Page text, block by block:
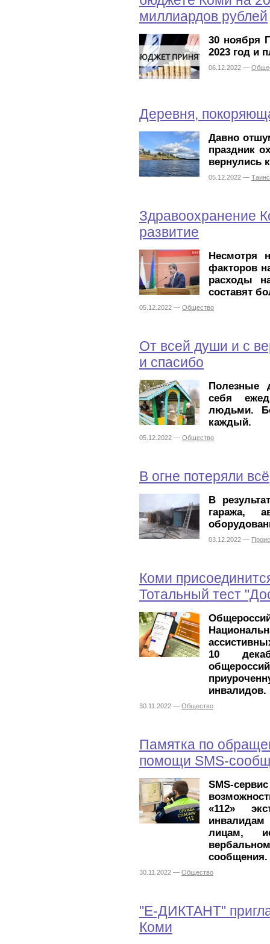
миллиардов рублей
30 ноября
2023 год и
06.12.2022 —
Деревня,
Давно
праздник
вернулись
05.12.2022 —
Здравоохранение
развитие
Несмотря
факторов
расходы
составят
05.12.2022 — Общество
От всей души и с
и спасибо
Полезные
себя
людьми.
каждый.
05.12.2022 — Общество
В огне потеряли всё
В
гаража,
03.12.2022 —
Коми
Тотальный тест
10
инвалидов.
30.11.2022 — Общество
Памятка по
помощи SMS-
SMS-
«112»
лицам,
сообщения.
30.11.2022 — Общество
"Е-ДИКТАНТ"
Коми